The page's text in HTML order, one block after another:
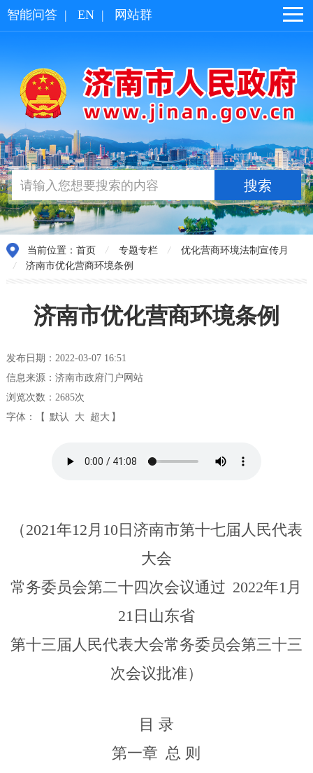
智能问答 | EN | 网站群
当前位置： 首页 / 专题专栏 /
优化营商环境法制宣传月
/
济南市优化营商环境条例
济南市优化营商环境条例
发布日期：2022-03-07 16:51
信息来源：济南市政府门户网站
浏览次数： 2685次
字体：【 默认 大 超大 】
（2021年12 月10日 济南市第十七届人民代表
大会
常务委员会第二十 四次会议通过 2022年1 月
21 日山东省
第十三届人民代表大会常务委员会第三十三
次会议批准）
目 录
第一章 总 则